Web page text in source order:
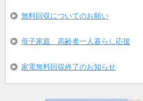
無料回収についてのお願い
母子家庭 高齢者一人暮らし応援
家電無料回収終了のお知らせ